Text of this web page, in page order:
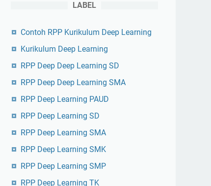
LABEL
Contoh RPP Kurikulum Deep Learning
Kurikulum Deep Learning
RPP Deep Deep Learning SD
RPP Deep Deep Learning SMA
RPP Deep Learning PAUD
RPP Deep Learning SD
RPP Deep Learning SMA
RPP Deep Learning SMK
RPP Deep Learning SMP
RPP Deep Learning TK